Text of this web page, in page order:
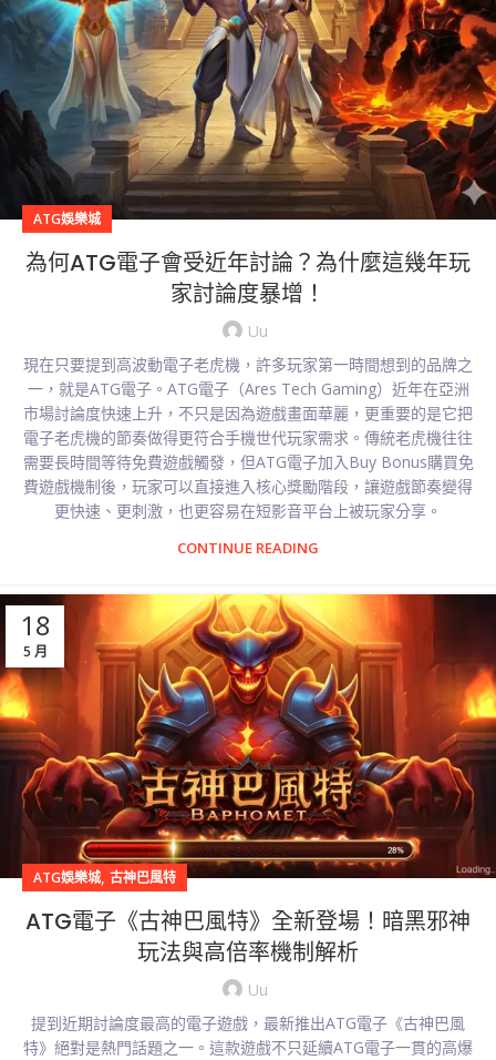
ATG娛樂城
為何ATG電子會受近年討論？為什麼這幾年玩
家討論度暴增！
Uu
現在只要提到高波動電子老虎機，許多玩家第一時間想到的品牌之
一，就是ATG電子。ATG電子（Ares Tech Gaming）近年在亞洲
市場討論度快速上升，不只是因為遊戲畫面華麗，更重要的是它把
電子老虎機的節奏做得更符合手機世代玩家需求。傳統老虎機往往
需要長時間等待免費遊戲觸發，但ATG電子加入Buy Bonus購買免
費遊戲機制後，玩家可以直接進入核心獎勵階段，讓遊戲節奏變得
更快速、更刺激，也更容易在短影音平台上被玩家分享。
CONTINUE READING
18
5 月
ATG娛樂城, 古神巴風特
ATG電子《古神巴風特》全新登場！暗黑邪神
玩法與高倍率機制解析
Uu
提到近期討論度最高的電子遊戲，最新推出ATG電子《古神巴風
特》絕對是熱門話題之一。這款遊戲不只延續ATG電子一貫的高爆